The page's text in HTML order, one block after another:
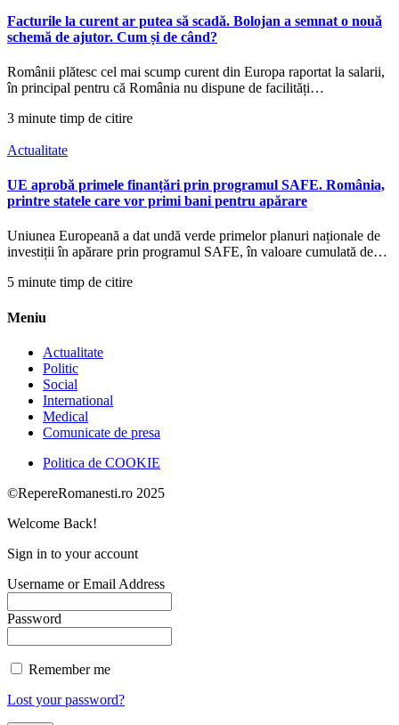
Facturile la curent ar putea să scadă. Bolojan a semnat o nouă
schemă de ajutor. Cum și de când?
Românii plătesc cel mai scump curent din Europa raportat la salarii,
în principal pentru că România nu dispune de facilități…
3 minute timp de citire
Actualitate
UE aprobă primele finanțări prin programul SAFE. România,
printre statele care vor primi bani pentru apărare
Uniunea Europeană a dat undă verde primelor planuri naționale de
investiții în apărare prin programul SAFE, în valoare cumulată de…
5 minute timp de citire
Meniu
Actualitate
Politic
Social
International
Medical
Comunicate de presa
Politica de COOKIE
©RepereRomanesti.ro 2025
Welcome Back!
Sign in to your account
Username or Email Address
Password
Remember me
Lost your password?